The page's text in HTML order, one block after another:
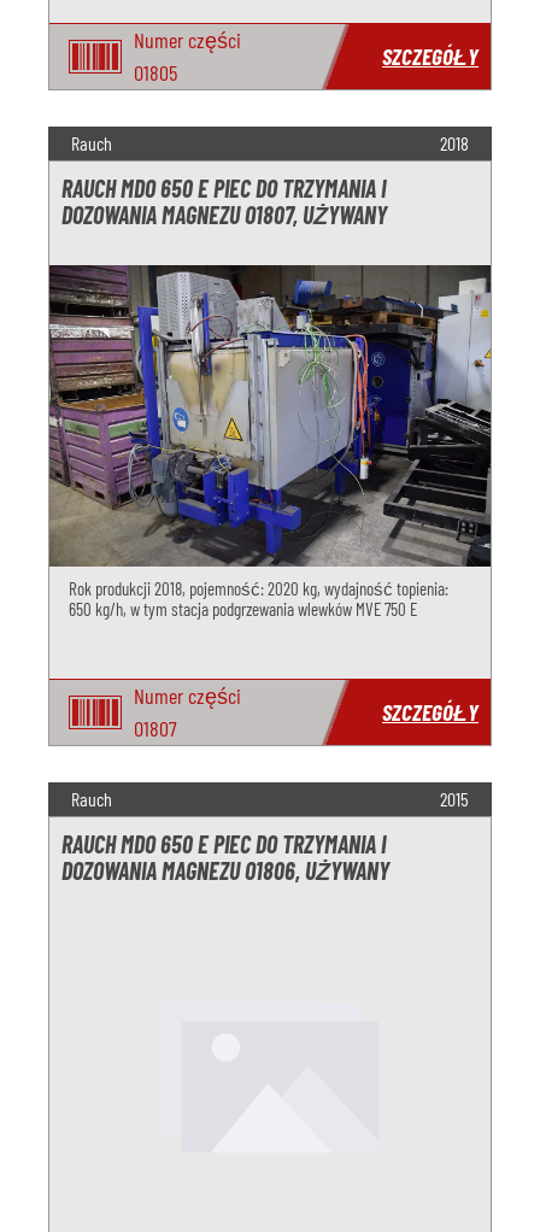
Numer części
O1805
SZCZEGÓŁY
Rauch 2018
RAUCH MDO 650 E PIEC DO TRZYMANIA I
DOZOWANIA MAGNEZU O1807, UŻYWANY
Rok produkcji 2018, pojemność: 2020 kg, wydajność topienia:
650 kg/h, w tym stacja podgrzewania wlewków MVE 750 E
Numer części
O1807
SZCZEGÓŁY
Rauch 2015
RAUCH MDO 650 E PIEC DO TRZYMANIA I
DOZOWANIA MAGNEZU O1806, UŻYWANY